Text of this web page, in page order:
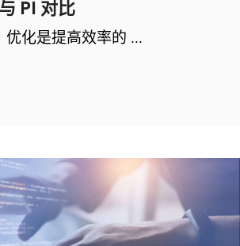
PI 对比
优化是提高效率的 ...